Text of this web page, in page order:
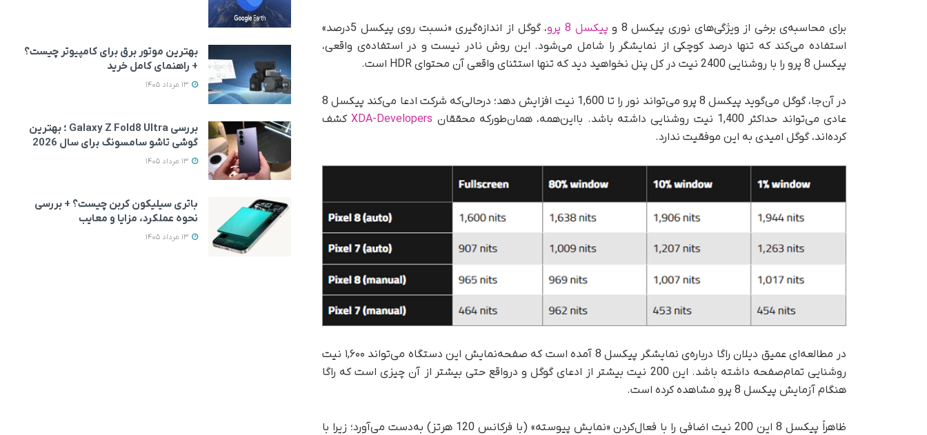
برای محاسبه‌ی برخی از ویژگی‌های نوری پیکسل 8 و پیکسل 8 پرو
، گوگل از اندازه‌گیری «نسبت روی پیکسل 5‌درصد»
استفاده می‌کند که تنها درصد کوچکی از نمایشگر را شامل می‌شود. این روش نادر نیست و در استفاده‌ی واقعی،
پیکسل 8 پرو را با روشنایی 2400 نیت در کل پنل نخواهید دید که تنها استثنای واقعی آن محتوای HDR است.
در آن‌جا، گوگل می‌گوید پیکسل 8 پرو می‌تواند نور را تا 1,600 نیت افزایش دهد؛ در‌حالی‌که شرکت ادعا می‌کند پیکسل 8
عادی می‌تواند حداکثر 1,400 نیت روشنایی داشته باشد. بااین‌همه، همان‌طور‌که محققان
XDA-Developersکشف
کرده‌اند، گوگل امیدی به این موفقیت ندارد.
در مطالعه‌ای عمیق دیلان راگا درباره‌ی نمایشگر پیکسل 8 آمده است که صفحه‌نمایش این دستگاه می‌تواند ۱,۶۰۰ نیت
روشنایی تمام‌صفحه داشته باشد. این 200 نیت بیشتر از ادعای گوگل و در‌واقع حتی بیشتر از آن چیزی است که راگا
هنگام آزمایش پیکسل 8 پرو مشاهده کرده است.
ظاهراً پیکسل 8 این 200 نیت اضافی را با فعال‌کردن «نمایش پیوسته» (با فرکانس 120 هرتز) به‌دست می‌آورد؛ زیرا با
بهترین موتور برق برای کامپیوتر چیست؟
+ راهنمای کامل خرید
بررسی Galaxy Z Fold8 Ultra ؛ بهترین
گوشی تاشو سامسونگ برای سال 2026
باتری سیلیکون کربن چیست؟ + بررسی
نحوه عملکرد، مزایا و معایب